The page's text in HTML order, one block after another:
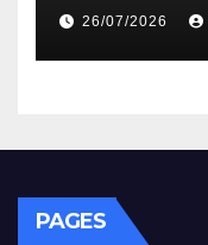
studia
26/07/2026
PAGES